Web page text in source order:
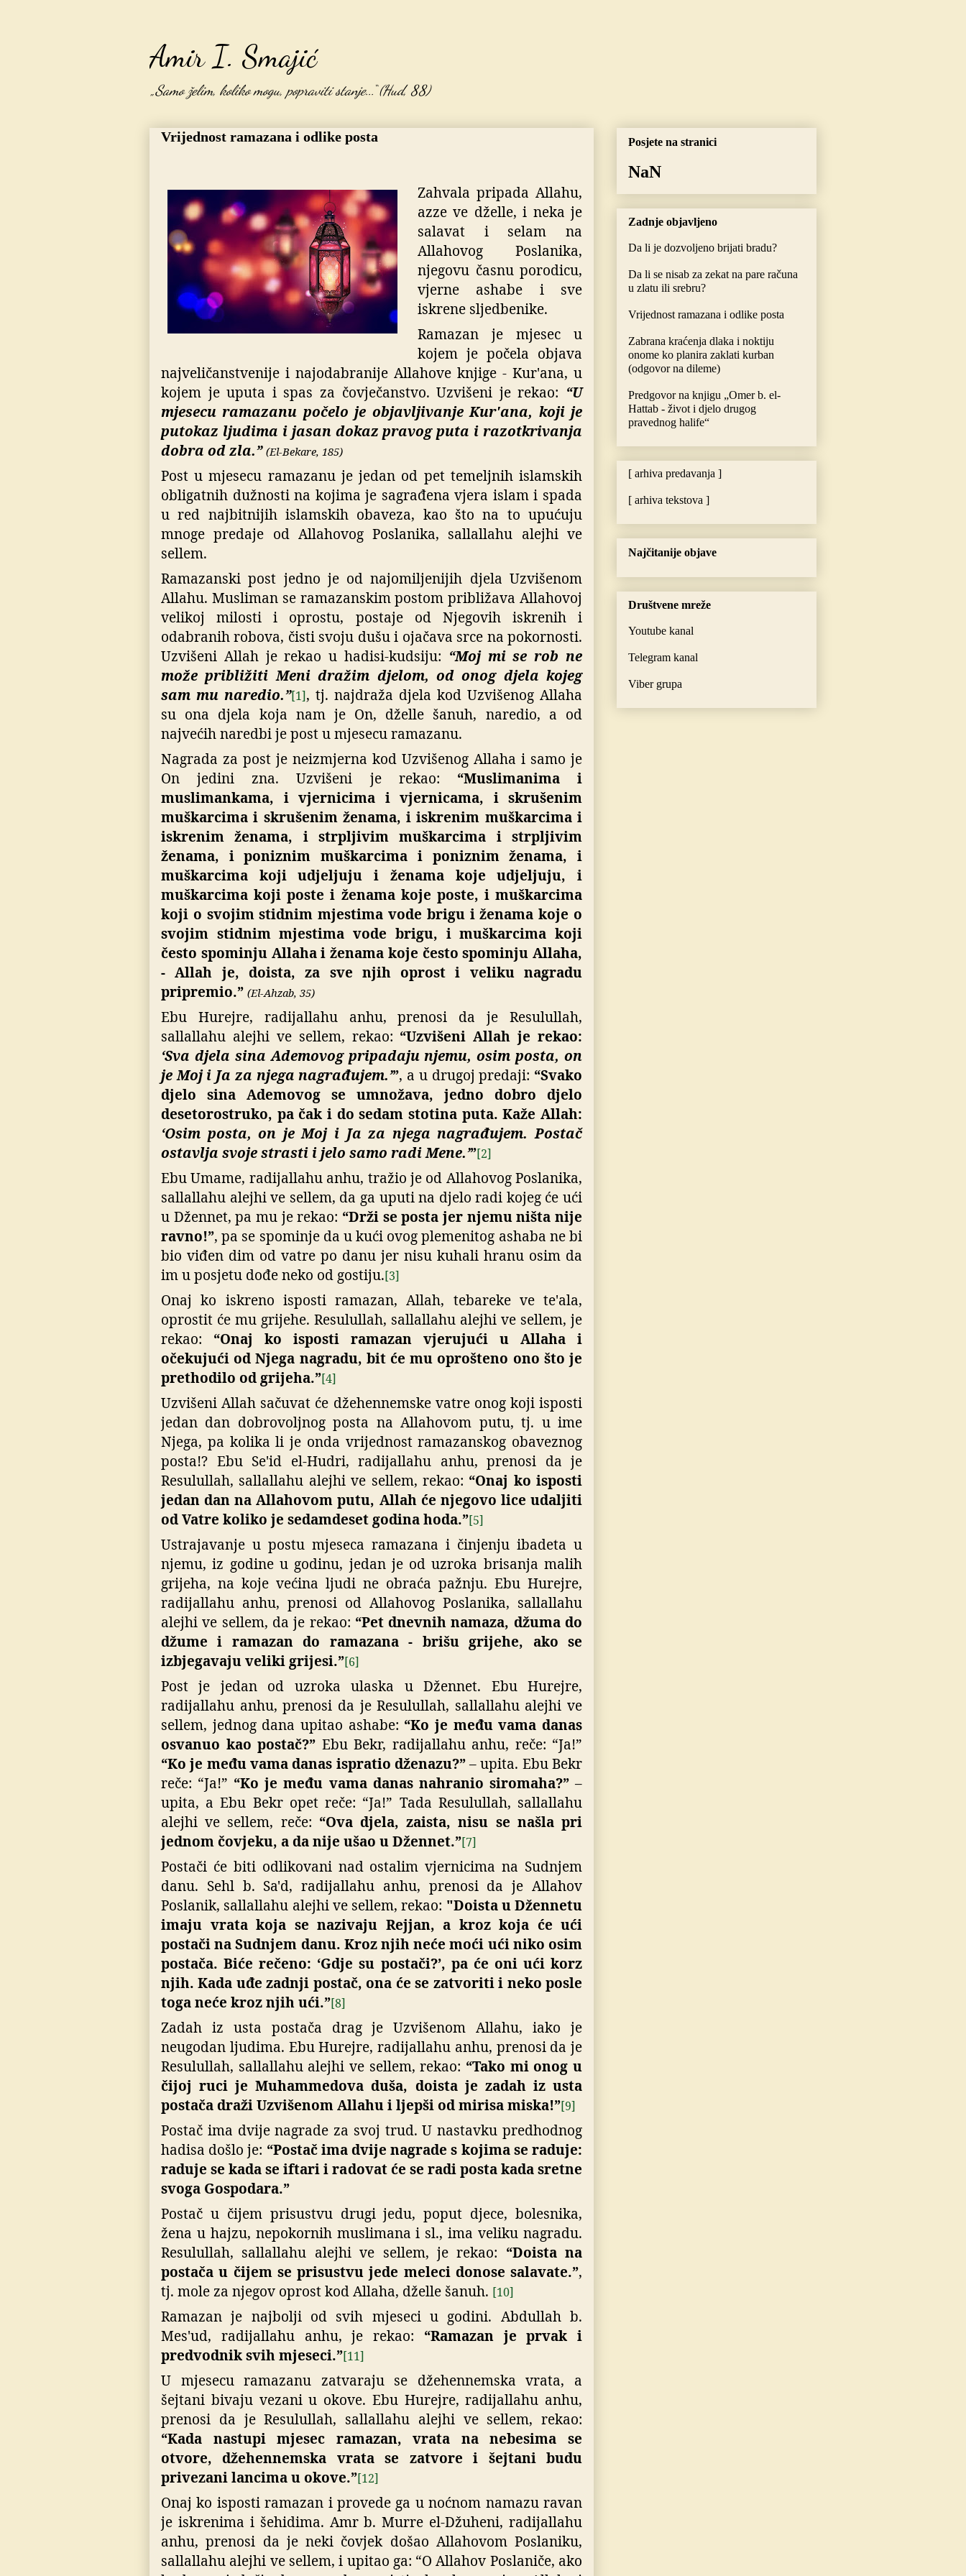
Amir I. Smajić
„Samo želim, koliko mogu, popraviti stanje...“ (Hud, 88)
Vrijednost ramazana i odlike posta
Zahvala pripada Allahu,
azze ve dželle, i neka je
salavat i selam na
Allahovog Poslanika,
njegovu časnu porodicu,
vjerne ashabe i sve
iskrene sljedbenike.
Ramazan je mjesec u
kojem je počela objava
najveličanstvenije i najodabranije Allahove knjige - Kur'ana, u
kojem je uputa i spas za čovječanstvo. Uzvišeni je rekao: “U
mjesecu ramazanu počelo je objavljivanje Kur'ana, koji je
putokaz ljudima i jasan dokaz pravog puta i razotkrivanja
dobra od zla.” (El-Bekare, 185)
Post u mjesecu ramazanu je jedan od pet temeljnih islamskih
obligatnih dužnosti na kojima je sagrađena vjera islam i spada
u red najbitnijih islamskih obaveza, kao što na to upućuju
mnoge predaje od Allahovog Poslanika, sallallahu alejhi ve
sellem.
Ramazanski post jedno je od najomiljenijih djela Uzvišenom
Allahu. Musliman se ramazanskim postom približava Allahovoj
velikoj milosti i oprostu, postaje od Njegovih iskrenih i
odabranih robova, čisti svoju dušu i ojačava srce na pokornosti.
Uzvišeni Allah je rekao u hadisi-kudsiju: “Moj mi se rob ne
može približiti Meni dražim djelom, od onog djela kojeg
sam mu naredio.”[1], tj. najdraža djela kod Uzvišenog Allaha
su ona djela koja nam je On, dželle šanuh, naredio, a od
najvećih naredbi je post u mjesecu ramazanu.
Nagrada za post je neizmjerna kod Uzvišenog Allaha i samo je
On jedini zna. Uzvišeni je rekao: “Muslimanima i
muslimankama, i vjernicima i vjernicama, i skrušenim
muškarcima i skrušenim ženama, i iskrenim muškarcima i
iskrenim ženama, i strpljivim muškarcima i strpljivim
ženama, i poniznim muškarcima i poniznim ženama, i
muškarcima koji udjeljuju i ženama koje udjeljuju, i
muškarcima koji poste i ženama koje poste, i muškarcima
koji o svojim stidnim mjestima vode brigu i ženama koje o
svojim stidnim mjestima vode brigu, i muškarcima koji
često spominju Allaha i ženama koje često spominju Allaha,
- Allah je, doista, za sve njih oprost i veliku nagradu
pripremio.” (El-Ahzab, 35)
Ebu Hurejre, radijallahu anhu, prenosi da je Resulullah,
sallallahu alejhi ve sellem, rekao: “Uzvišeni Allah je rekao:
‘Sva djela sina Ademovog pripadaju njemu, osim posta, on
je Moj i Ja za njega nagrađujem.’”, a u drugoj predaji: “Svako
djelo sina Ademovog se umnožava, jedno dobro djelo
desetorostruko, pa čak i do sedam stotina puta. Kaže Allah:
‘Osim posta, on je Moj i Ja za njega nagrađujem. Postač
ostavlja svoje strasti i jelo samo radi Mene.’”[2]
Ebu Umame, radijallahu anhu, tražio je od Allahovog Poslanika,
sallallahu alejhi ve sellem, da ga uputi na djelo radi kojeg će ući
u Džennet, pa mu je rekao: “Drži se posta jer njemu ništa nije
ravno!”, pa se spominje da u kući ovog plemenitog ashaba ne bi
bio viđen dim od vatre po danu jer nisu kuhali hranu osim da
im u posjetu dođe neko od gostiju.[3]
Onaj ko iskreno isposti ramazan, Allah, tebareke ve te'ala,
oprostit će mu grijehe. Resulullah, sallallahu alejhi ve sellem, je
rekao: “Onaj ko isposti ramazan vjerujući u Allaha i
očekujući od Njega nagradu, bit će mu oprošteno ono što je
prethodilo od grijeha.”[4]
Uzvišeni Allah sačuvat će džehennemske vatre onog koji isposti
jedan dan dobrovoljnog posta na Allahovom putu, tj. u ime
Njega, pa kolika li je onda vrijednost ramazanskog obaveznog
posta!? Ebu Se'id el-Hudri, radijallahu anhu, prenosi da je
Resulullah, sallallahu alejhi ve sellem, rekao: “Onaj ko isposti
jedan dan na Allahovom putu, Allah će njegovo lice udaljiti
od Vatre koliko je sedamdeset godina hoda.”[5]
Ustrajavanje u postu mjeseca ramazana i činjenju ibadeta u
njemu, iz godine u godinu, jedan je od uzroka brisanja malih
grijeha, na koje većina ljudi ne obraća pažnju. Ebu Hurejre,
radijallahu anhu, prenosi od Allahovog Poslanika, sallallahu
alejhi ve sellem, da je rekao: “Pet dnevnih namaza, džuma do
džume i ramazan do ramazana - brišu grijehe, ako se
izbjegavaju veliki grijesi.”[6]
Post je jedan od uzroka ulaska u Džennet.
Ebu Hurejre,
radijallahu anhu, prenosi da je Resulullah, sallallahu alejhi ve
sellem, jednog dana upitao ashabe: “Ko je među vama danas
osvanuo kao postač?” Ebu Bekr, radijallahu anhu, reče: “Ja!”
“Ko je među vama danas ispratio dženazu?”– upita. Ebu Bekr
reče: “Ja!” “Ko je među vama danas nahranio siromaha?”–
upita, a Ebu Bekr opet reče: “Ja!” Tada Resulullah, sallallahu
alejhi ve sellem, reče: “Ova djela, zaista, nisu se našla pri
jednom čovjeku, a da nije ušao u Džennet.”[7]
Postači će biti odlikovani nad ostalim vjernicima na Sudnjem
danu. Sehl b. Sa'd, radijallahu anhu, prenosi da je Allahov
Poslanik, sallallahu alejhi ve sellem, rekao: "Doista u Džennetu
imaju vrata koja se nazivaju Rejjan, a kroz koja će ući
postači na Sudnjem danu. Kroz njih neće moći ući niko osim
postača. Biće rečeno: ‘Gdje su postači?’, pa će oni ući korz
njih. Kada uđe zadnji postač, ona će se zatvoriti i neko posle
toga neće kroz njih ući.”[8]
Zadah iz usta postača drag je Uzvišenom Allahu, iako je
neugodan ljudima. Ebu Hurejre, radijallahu anhu, prenosi da je
Resulullah, sallallahu alejhi ve sellem, rekao: “Tako mi onog u
čijoj ruci je Muhammedova duša, doista je zadah iz usta
postača draži Uzvišenom Allahu i ljepši od mirisa miska!”[9]
Postač ima dvije nagrade za svoj trud. U nastavku predhodnog
hadisa došlo je: “Postač ima dvije nagrade s kojima se raduje:
raduje se kada se iftari i radovat će se radi posta kada sretne
svoga Gospodara.”
Postač u čijem prisustvu drugi jedu, poput djece, bolesnika,
žena u hajzu, nepokornih muslimana i sl., ima veliku nagradu.
Resulullah, sallallahu alejhi ve sellem, je rekao: “Doista na
postača u čijem se prisustvu jede meleci donose salavate.”,
tj. mole za njegov oprost kod Allaha, dželle šanuh. [10]
Ramazan je najbolji od svih mjeseci u godini. Abdullah b.
Mes'ud, radijallahu anhu, je rekao: “Ramazan je prvak i
predvodnik svih mjeseci.”[11]
U mjesecu ramazanu zatvaraju se džehennemska vrata, a
šejtani bivaju vezani u okove. Ebu Hurejre, radijallahu anhu,
prenosi da je Resulullah, sallallahu alejhi ve sellem, rekao:
“Kada nastupi mjesec ramazan, vrata na nebesima se
otvore, džehennemska vrata se zatvore i šejtani budu
privezani lancima u okove.”[12]
Onaj ko isposti ramazan i provede ga u noćnom namazu ravan
je iskrenima i šehidima. Amr b. Murre el-Džuheni, radijallahu
anhu, prenosi da je neki čovjek došao Allahovom Poslaniku,
sallallahu alejhi ve sellem, i upitao ga: “O Allahov Poslaniče, ako
Posjete na stranici
NaN
Zadnje objavljeno
Da li je dozvoljeno brijati bradu?
Da li se nisab za zekat na pare računa
u zlatu ili srebru?
Vrijednost ramazana i odlike posta
Zabrana kraćenja dlaka i noktiju
onome ko planira zaklati kurban
(odgovor na dileme)
Predgovor na knjigu „Omer b. el-
Hattab - život i djelo drugog
pravednog halife“
[ arhiva predavanja ]
[ arhiva tekstova ]
Najčitanije objave
Društvene mreže
Youtube kanal
Telegram kanal
Viber grupa